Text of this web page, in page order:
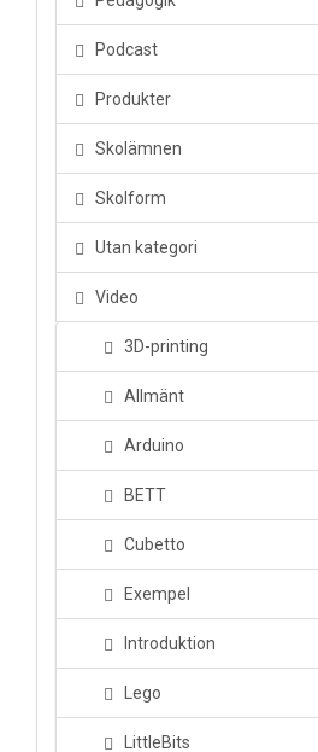
Podcast
Produkter
Skolämnen
Skolform
Utan kategori
Video
3D-printing
Allmänt
Arduino
BETT
Cubetto
Exempel
Introduktion
Lego
LittleBits